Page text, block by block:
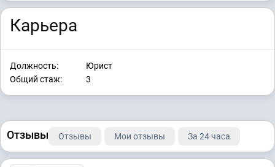
Карьера
Должность:
Юрист
Общий стаж:
3
Отзывы Отзывы Мои отзывы За 24 часа